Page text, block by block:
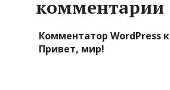
комментарии
Комментатор WordPress к
Привет, мир!